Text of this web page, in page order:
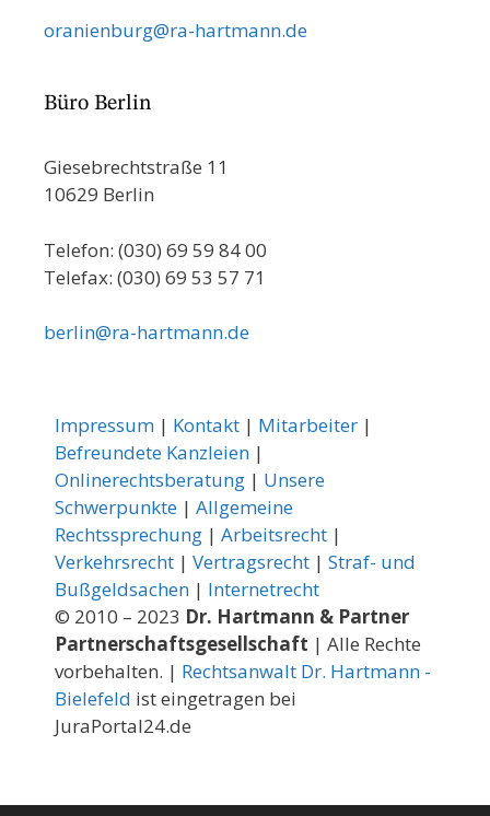
oranienburg@ra-hartmann.de
Büro Berlin
Giesebrechtstraße 11
10629 Berlin
Telefon: (030) 69 59 84 00
Telefax: (030) 69 53 57 71
berlin@ra-hartmann.de
Impressum | Kontakt | Mitarbeiter |
Befreundete Kanzleien |
Onlinerechtsberatung | Unsere
Schwerpunkte | Allgemeine
Rechtssprechung | Arbeitsrecht |
Verkehrsrecht | Vertragsrecht | Straf- und
Bußgeldsachen | Internetrecht
© 2010 – 2023 Dr. Hartmann & Partner
Partnerschaftsgesellschaft | Alle Rechte
vorbehalten. | Rechtsanwalt Dr. Hartmann -
Bielefeld ist eingetragen bei
JuraPortal24.de